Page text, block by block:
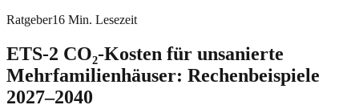
Ratgeber16 Min. Lesezeit
ETS-2 CO₂-Kosten für unsanierte
Mehrfamilienhäuser: Rechenbeispiele
2027–2040